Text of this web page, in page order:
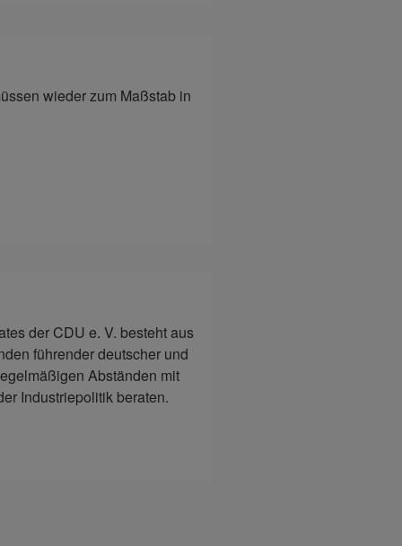
wieder zum Maßstab in
der CDU e. V. besteht aus
führender deutscher und
Abständen mit
Industriepolitik beraten.